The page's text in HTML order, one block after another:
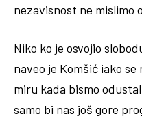
nezavisnost ne mislimo
Niko ko je osvojio
naveo je Komšić iako
miru kada bismo
samo bi nas još gore